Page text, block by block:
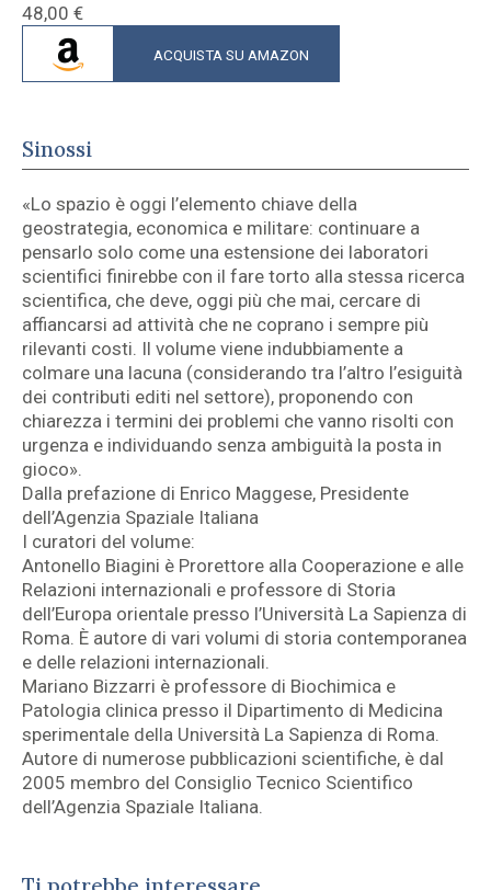
48,00 €
ACQUISTA SU AMAZON
Sinossi
«Lo spazio è oggi l’elemento chiave della
geostrategia, economica e militare: continuare a
pensarlo solo come una estensione dei laboratori
scientifici finirebbe con il fare torto alla stessa ricerca
scientifica, che deve, oggi più che mai, cercare di
affiancarsi ad attività che ne coprano i sempre più
rilevanti costi. Il volume viene indubbiamente a
colmare una lacuna (considerando tra l’altro l’esiguità
dei contributi editi nel settore), proponendo con
chiarezza i termini dei problemi che vanno risolti con
urgenza e individuando senza ambiguità la posta in
gioco».
Dalla prefazione di Enrico Maggese, Presidente
dell’Agenzia Spaziale Italiana
I curatori del volume:
Antonello Biagini è Prorettore alla Cooperazione e alle
Relazioni internazionali e professore di Storia
dell’Europa orientale presso l’Università La Sapienza di
Roma. È autore di vari volumi di storia contemporanea
e delle relazioni internazionali.
Mariano Bizzarri è professore di Biochimica e
Patologia clinica presso il Dipartimento di Medicina
sperimentale della Università La Sapienza di Roma.
Autore di numerose pubblicazioni scientifiche, è dal
2005 membro del Consiglio Tecnico Scientifico
dell’Agenzia Spaziale Italiana.